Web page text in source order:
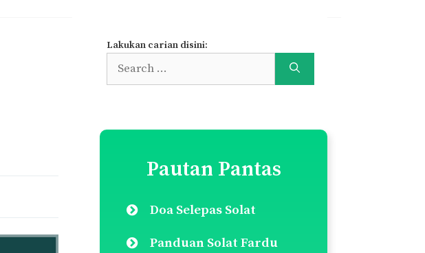
Lakukan carian disini:
Search
for:
Pautan Pantas
Doa Selepas Solat
Panduan Solat Fardu